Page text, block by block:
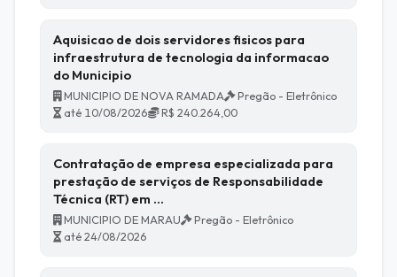
Aquisicao de dois servidores fisicos para
infraestrutura de tecnologia da informacao
do Municipio
MUNICIPIO DE NOVA RAMADA
Pregão - Eletrônico
até 10/08/2026
R$ 240.264,00
Contratação de empresa especializada para
prestação de serviços de Responsabilidade
Técnica (RT) em …
MUNICIPIO DE MARAU
Pregão - Eletrônico
até 24/08/2026